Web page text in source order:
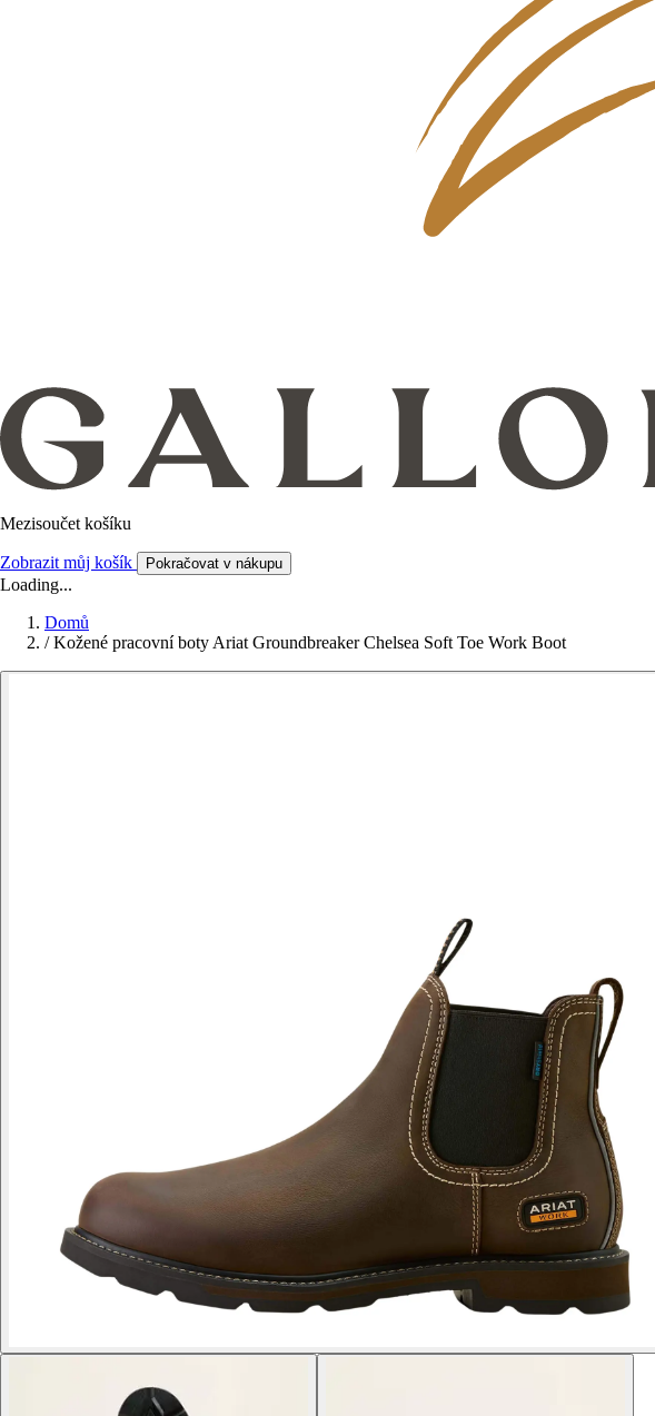
Mezisoučet košíku
Zobrazit můj košík Pokračovat v nákupu
Loading...
Domů
/ Kožené pracovní boty Ariat Groundbreaker Chelsea Soft Toe Work Boot